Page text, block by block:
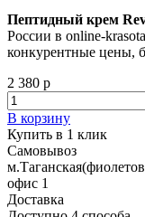
Пептидный крем
России в online-
конкурентные цены,
2 380 р
В корзину
Купить в 1 клик
Самовывоз
офис 1
Доставка